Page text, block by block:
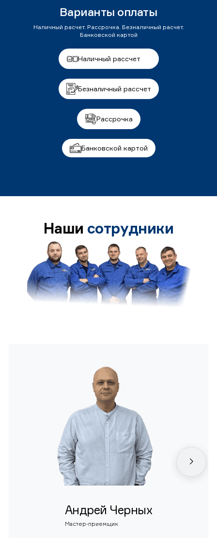
Варианты оплаты
Наличный расчет. Рассрочка. Безналичный расчет.
Банковской картой
Наличный рассчет
Безналичный рассчет
Рассрочка
Банковской картой
Наши сотрудники
Андрей Черных
Мастер-приемщик